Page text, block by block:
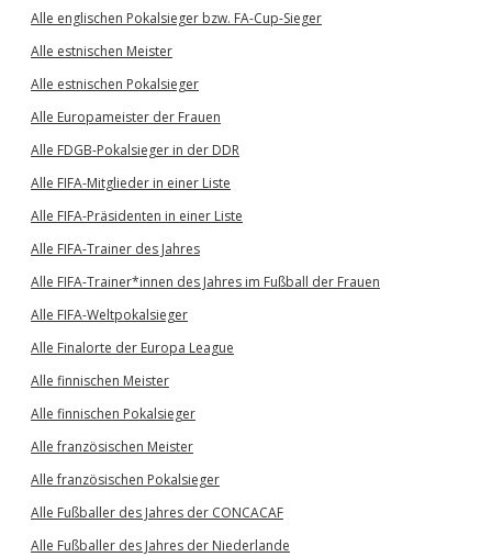
Alle englischen Pokalsieger bzw. FA-Cup-Sieger
Alle estnischen Meister
Alle estnischen Pokalsieger
Alle Europameister der Frauen
Alle FDGB-Pokalsieger in der DDR
Alle FIFA-Mitglieder in einer Liste
Alle FIFA-Präsidenten in einer Liste
Alle FIFA-Trainer des Jahres
Alle FIFA-Trainer*innen des Jahres im Fußball der Frauen
Alle FIFA-Weltpokalsieger
Alle Finalorte der Europa League
Alle finnischen Meister
Alle finnischen Pokalsieger
Alle französischen Meister
Alle französischen Pokalsieger
Alle Fußballer des Jahres der CONCACAF
Alle Fußballer des Jahres der Niederlande